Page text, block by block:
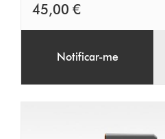
45,00 €
Notificar-me